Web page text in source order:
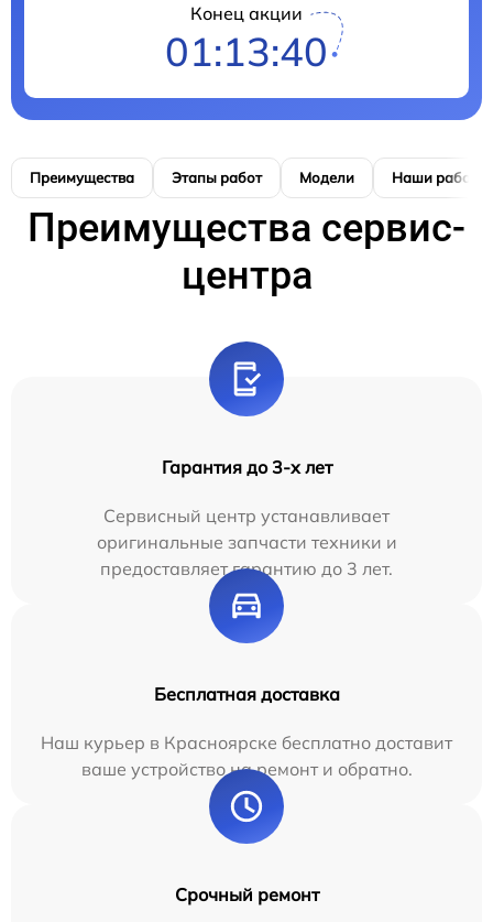
Конец акции
01:13:40
Преимущества Этапы работ Модели Наши работы
Преимущества сервис-
центра
Гарантия до 3-х лет
Сервисный центр устанавливает
оригинальные запчасти техники и
предоставляет гарантию до 3 лет.
Бесплатная доставка
Наш курьер в Красноярске бесплатно доставит
ваше устройство на ремонт и обратно.
Срочный ремонт